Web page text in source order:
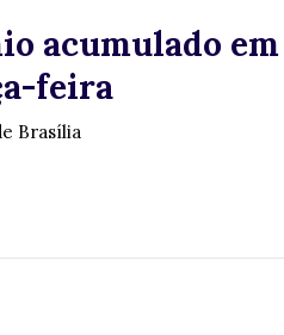
acumulado em
feira
Brasília